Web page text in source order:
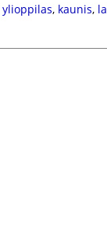
ylioppilas, kaunis,